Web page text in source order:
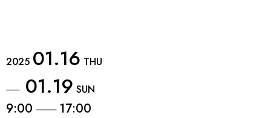
2025 01.16 THU
──01.19 SUN
9:00 ───17:00